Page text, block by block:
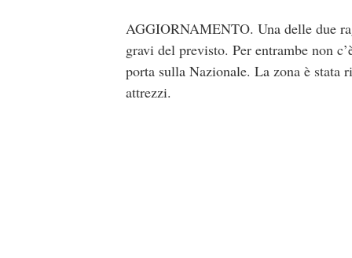
AGGIORNAMENTO. Una delle due
gravi del previsto. Per entrambe non
porta sulla Nazionale. La zona è stata
attrezzi.